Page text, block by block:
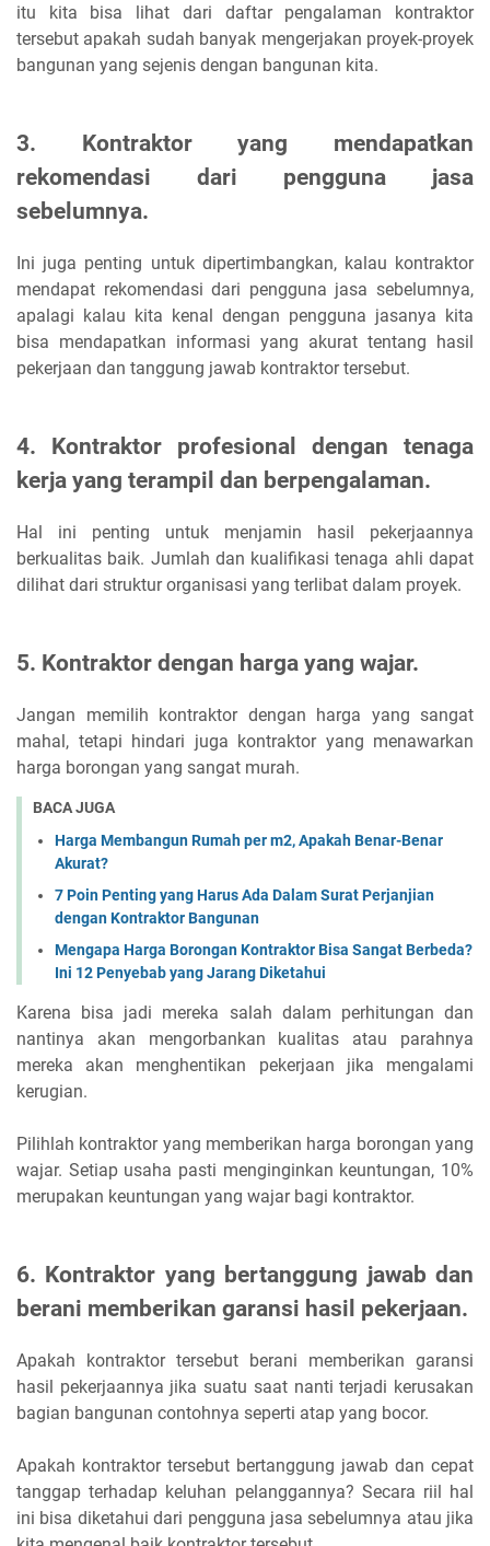
itu kita bisa lihat dari daftar pengalaman kontraktor
tersebut apakah sudah banyak mengerjakan proyek-proyek
bangunan yang sejenis dengan bangunan kita.
3. Kontraktor yang mendapatkan
rekomendasi dari pengguna jasa
sebelumnya.
Ini juga penting untuk dipertimbangkan, kalau kontraktor
mendapat rekomendasi dari pengguna jasa sebelumnya,
apalagi kalau kita kenal dengan pengguna jasanya kita
bisa mendapatkan informasi yang akurat tentang hasil
pekerjaan dan tanggung jawab kontraktor tersebut.
4. Kontraktor profesional dengan tenaga
kerja yang terampil dan berpengalaman.
Hal ini penting untuk menjamin hasil pekerjaannya
berkualitas baik. Jumlah dan kualifikasi tenaga ahli dapat
dilihat dari struktur organisasi yang terlibat dalam proyek.
5. Kontraktor dengan harga yang wajar.
Jangan memilih kontraktor dengan harga yang sangat
mahal, tetapi hindari juga kontraktor yang menawarkan
harga borongan yang sangat murah.
BACA JUGA
Harga Membangun Rumah per m2, Apakah Benar-Benar
Akurat?
7 Poin Penting yang Harus Ada Dalam Surat Perjanjian
dengan Kontraktor Bangunan
Mengapa Harga Borongan Kontraktor Bisa Sangat Berbeda?
Ini 12 Penyebab yang Jarang Diketahui
Karena bisa jadi mereka salah dalam perhitungan dan
nantinya akan mengorbankan kualitas atau parahnya
mereka akan menghentikan pekerjaan jika mengalami
kerugian.
Pilihlah kontraktor yang memberikan harga borongan yang
wajar. Setiap usaha pasti menginginkan keuntungan, 10%
merupakan keuntungan yang wajar bagi kontraktor.
6. Kontraktor yang bertanggung jawab dan
berani memberikan garansi hasil pekerjaan.
Apakah kontraktor tersebut berani memberikan garansi
hasil pekerjaannya jika suatu saat nanti terjadi kerusakan
bagian bangunan contohnya seperti atap yang bocor.
Apakah kontraktor tersebut bertanggung jawab dan cepat
tanggap terhadap keluhan pelanggannya? Secara riil hal
ini bisa diketahui dari pengguna jasa sebelumnya atau jika